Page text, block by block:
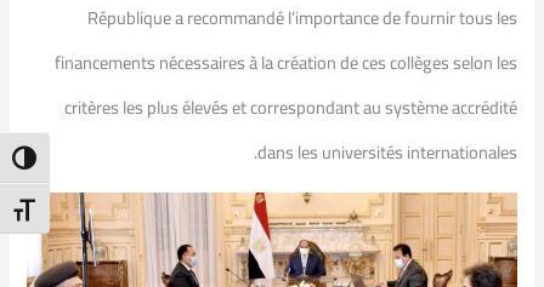
Size
République a recommandé l’importance de fournir tous les
financements nécessaires à la création de ces collèges selon les
critères les plus élevés et correspondant au système accrédité
dans les universités internationales.